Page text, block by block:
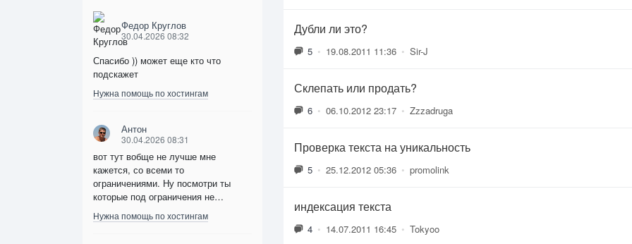
Федор Круглов
30.04.2026 08:32
Спасибо )) может еще кто что
подскажет
Нужна помощь по хостингам
Антон
30.04.2026 08:31
вот тут вобще не лучше мне
кажется, со всеми то
ограничениями. Ну посмотри ты
которые под ограничения не…
Нужна помощь по хостингам
Дубли ли это?
5 • 19.08.2011 11:36 • Sir-J
Склепать или продать?
6 • 06.10.2012 23:17 • Zzzadruga
Проверка текста на уникальность
5 • 25.12.2012 05:36 • promolink
индексация текста
4 • 14.07.2011 16:45 • Tokyoo